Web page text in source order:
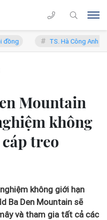
TS. Hà Công Anh Bảo - Phó Chủ
Mountain
không
treo
không giới hạn
Ba Den Mountain sẽ
và tham gia tất cả các